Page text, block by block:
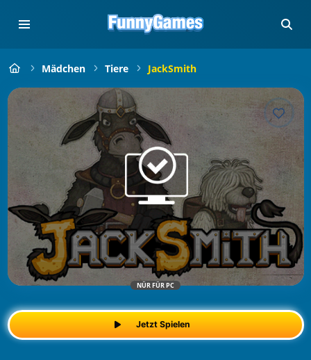
Mädchen Tiere JackSmith
NÜR FÜR PC
Jetzt Spielen